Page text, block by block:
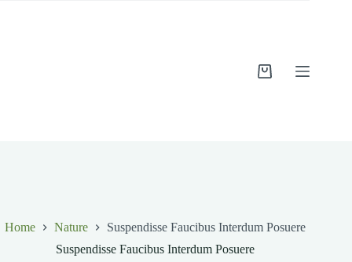
Shopping
Home Nature
Suspendisse Faucibus Interdum Posuere
Suspendisse Faucibus Interdum Posuere